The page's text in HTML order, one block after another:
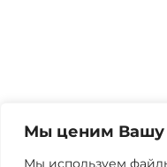
Мы ценим Вашу
Мы используем